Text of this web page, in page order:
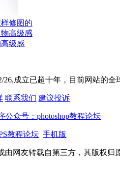
修图的
级感
26,成立已超十年，目前网站的
联系我们 建议投诉
公众号：photoshop教程论坛
教程论坛 手机版
网友转载自第三方，其版权